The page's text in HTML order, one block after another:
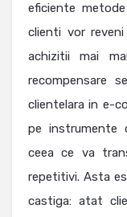
eficiente
clienti vor
achizitii mai
recompensare
clientelara in e-
pe instrumente
ceea ce va
repetitivi. Asta
castiga: atat